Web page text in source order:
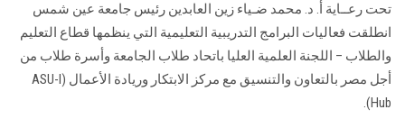
تحت رعــاية أ. د. محمد ضـياء زين العابدين رئيس جامعة عين شمس
انطلقت فعاليات البرامج التدريبية التعليمية التي ينظمها قطاع التعليم
والطلاب – اللجنة العلمية العليا باتحاد طلاب الجامعة وأسرة طلاب من
أجل مصر بالتعاون والتنسيق مع مركز الابتكار وريادة الأعمال (ASU-I
Hub).